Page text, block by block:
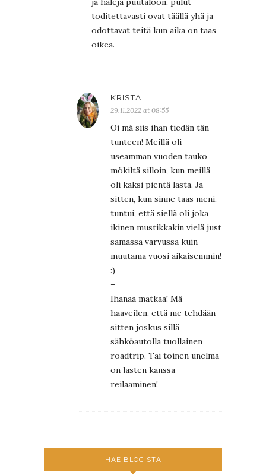
toditettavasti ovat täällä yhä ja
odottavat teitä kun aika on taas
oikea.
KRISTA
29.11.2022 at 08:55
Oi mä siis ihan tiedän tän
tunteen! Meillä oli
useamman vuoden tauko
mökiltä silloin, kun meillä
oli kaksi pientä lasta. Ja
sitten, kun sinne taas meni,
tuntui, että siellä oli joka
ikinen mustikkakin vielä just
samassa varvussa kuin
muutama vuosi aikaisemmin!
:)
–
Ihanaa matkaa! Mä
haaveilen, että me tehdään
sitten joskus sillä
sähköautolla tuollainen
roadtrip. Tai toinen unelma
on lasten kanssa
reilaaminen!
HAE BLOGISTA